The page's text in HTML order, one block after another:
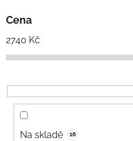
Cena
2740 Kč
Na skladě 16